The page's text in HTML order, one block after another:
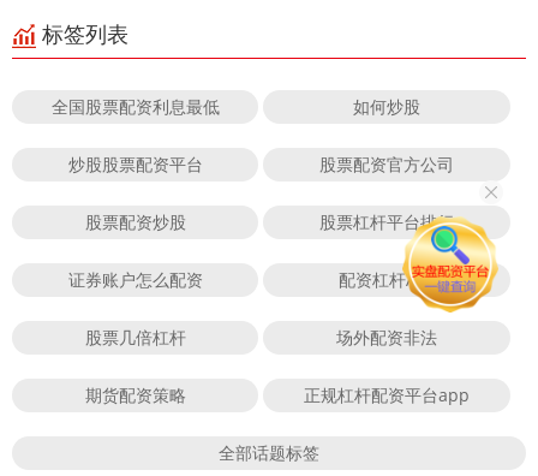
标签列表
全国股票配资利息最低 如何炒股
炒股股票配资平台 股票配资官方公司
股票配资炒股 股票杠杆平台排行
证券账户怎么配资 配资杠杆APP
股票几倍杠杆 场外配资非法
期货配资策略 正规杠杆配资平台app
全部话题标签